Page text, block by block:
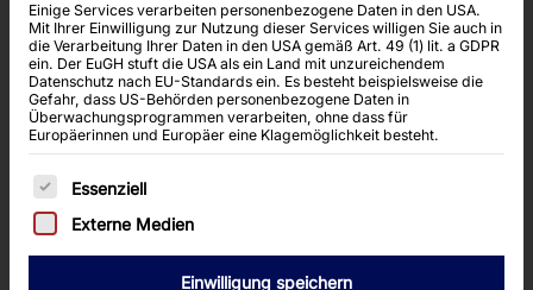
Einige Services verarbeiten personenbezogene Daten in den USA.
Mit Ihrer Einwilligung zur Nutzung dieser Services willigen Sie auch in
die Verarbeitung Ihrer Daten in den USA gemäß Art. 49 (1) lit. a GDPR
ein. Der EuGH stuft die USA als ein Land mit unzureichendem
Datenschutz nach EU-Standards ein. Es besteht beispielsweise die
Gefahr, dass US-Behörden personenbezogene Daten in
Überwachungsprogrammen verarbeiten, ohne dass für
Europäerinnen und Europäer eine Klagemöglichkeit besteht.
Es folgt eine Liste der Service-Gruppen, für
Essenziell
Externe Medien
Einwilligung speichern